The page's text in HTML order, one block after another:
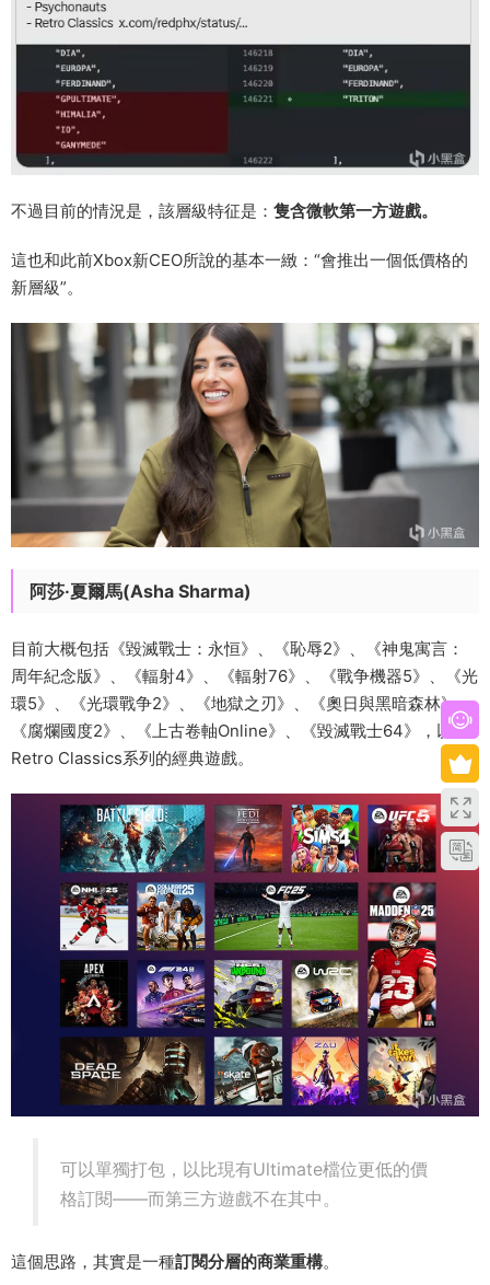
不過目前的情況是，該層級特征是： 隻含微軟第一方遊戲。
這也和此前Xbox新CEO所說的基本一緻：“會推出一個低價格的
新層級”。
阿莎·夏爾馬(Asha Sharma)
目前大概包括《毀滅戰士：永恒》、《恥辱2》、《神鬼寓言：
周年紀念版》、《輻射4》、《輻射76》、《戰争機器5》、《光
環5》、《光環戰争2》、《地獄之刃》、《奧日與黑暗森林》、
《腐爛國度2》、《上古卷軸Online》、《毀滅戰士64》，以及
Retro Classics系列的經典遊戲。
可以單獨打包，以比現有Ultimate檔位更低的價
格訂閱——而第三方遊戲不在其中。
這個思路，其實是一種訂閱分層的商業重構。